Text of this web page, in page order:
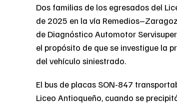
Dos familias de los egresados del
de 2025 en la vía
de Diagnóstico Automotor
el propósito de que se investigue la
del vehículo siniestrado.
El bus de placas SON-847
Liceo Antioqueño, cuando se